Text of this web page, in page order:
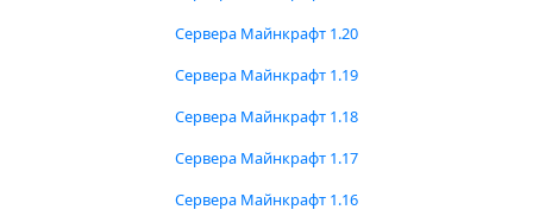
Сервера Майнкрафт 1.20
Сервера Майнкрафт 1.19
Сервера Майнкрафт 1.18
Сервера Майнкрафт 1.17
Сервера Майнкрафт 1.16